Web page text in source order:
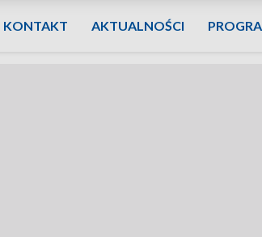
KONTAKT AKTUALNOŚCI